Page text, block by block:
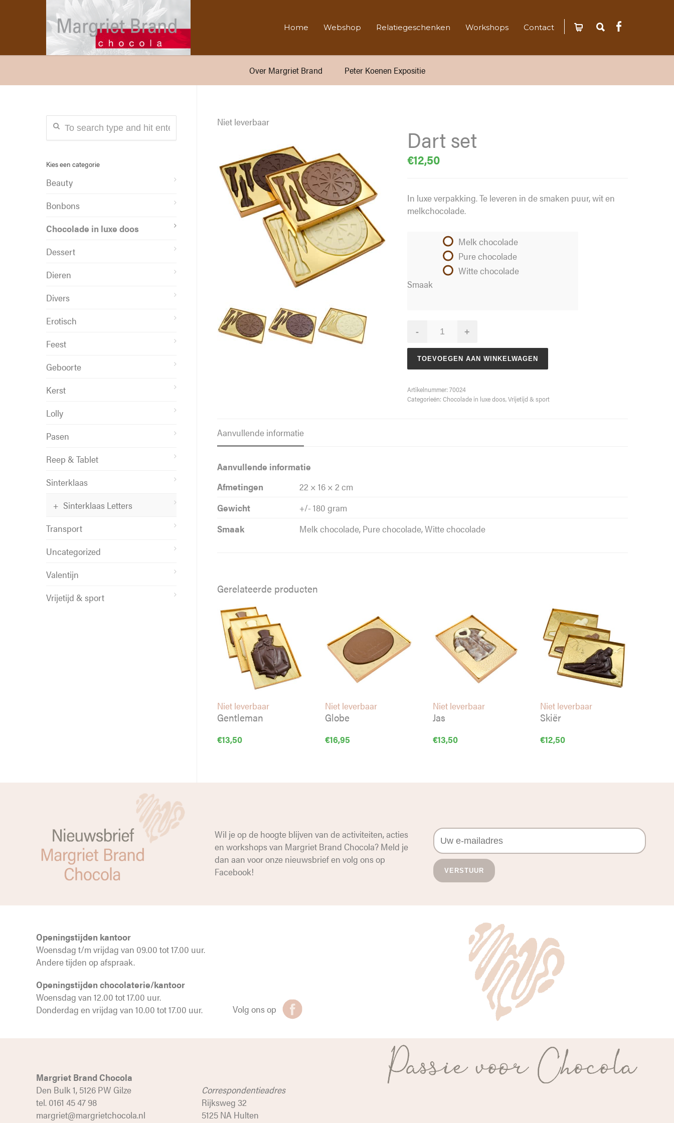
Home Webshop Relatiegeschenken Workshops Contact
Over Margriet Brand Peter Koenen Expositie
Niet leverbaar
Dart set
€12,50
In luxe verpakking. Te leveren in de smaken puur, wit en
melkchocolade.
Smaak
Melk chocolade
Pure chocolade
Witte chocolade
aantal
- +
TOEVOEGEN AAN WINKELWAGEN
Artikelnummer: 70024
Categorieën: Chocolade in luxe doos,Vrijetijd & sport
Aanvullende informatie
Aanvullende informatie
Afmetingen
22 × 16 × 2 cm
Gewicht
+/- 180 gram
Smaak
Melk chocolade, Pure chocolade, Witte chocolade
Gerelateerde producten
Niet leverbaar
Gentleman
€13,50
Niet leverbaar
Globe
€16,95
Niet leverbaar
Jas
€13,50
Niet leverbaar
Skiër
€12,50
Kies een categorie
Beauty
Bonbons
Chocolade in luxe doos
Dessert
Dieren
Divers
Erotisch
Feest
Geboorte
Kerst
Lolly
Pasen
Reep & Tablet
Sinterklaas
Sinterklaas Letters
Transport
Uncategorized
Valentijn
Vrijetijd & sport
Wil je op de hoogte blijven van de activiteiten, acties
en workshops van Margriet Brand Chocola? Meld je
dan aan voor onze nieuwsbrief en volg ons op
Facebook!
Openingstijden kantoor
Woensdag t/m vrijdag van 09.00 tot 17.00 uur.
Andere tijden op afspraak.
Openingstijden chocolaterie/kantoor
Woensdag van 12.00 tot 17.00 uur.
Donderdag en vrijdag van 10.00 tot 17.00 uur.
Volg ons op
Margriet Brand Chocola
Den Bulk 1, 5126 PW Gilze
tel. 0161 45 47 98
margriet@margrietchocola.nl
Correspondentieadres
Rijksweg 32
5125 NA Hulten